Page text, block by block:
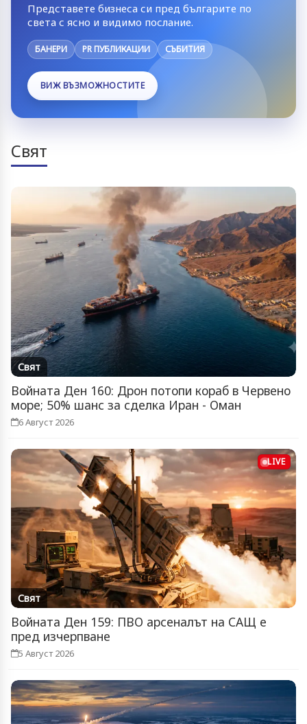
Представете бизнеса си пред българите по
света с ясно и видимо послание.
БАНЕРИ PR ПУБЛИКАЦИИ СЪБИТИЯ
ВИЖ ВЪЗМОЖНОСТИТЕ
Свят
Свят
Войната Ден 160: Дрон потопи кораб в Червено
море; 50% шанс за сделка Иран - Оман
6 Август 2026
LIVE
Свят
Войната Ден 159: ПВО арсеналът на САЩ е
пред изчерпване
5 Август 2026